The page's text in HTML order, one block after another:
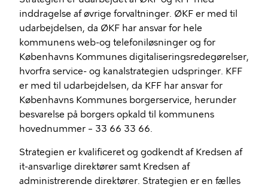
inddragelse af øvrige forvaltninger. ØKF er med til
udarbejdelsen, da ØKF har ansvar for hele
kommunens web-og telefoniløsninger og for
Københavns Kommunes digitaliseringsredegørelser,
hvorfra service- og kanalstrategien udspringer. KFF
er med til udarbejdelsen, da KFF har ansvar for
Københavns Kommunes borgerservice, herunder
besvarelse på borgers opkald til kommunens
hovednummer – 33 66 33 66.
Strategien er kvalificeret og godkendt af Kredsen af
it-ansvarlige direktører samt Kredsen af
administrerende direktører. Strategien er en fælles